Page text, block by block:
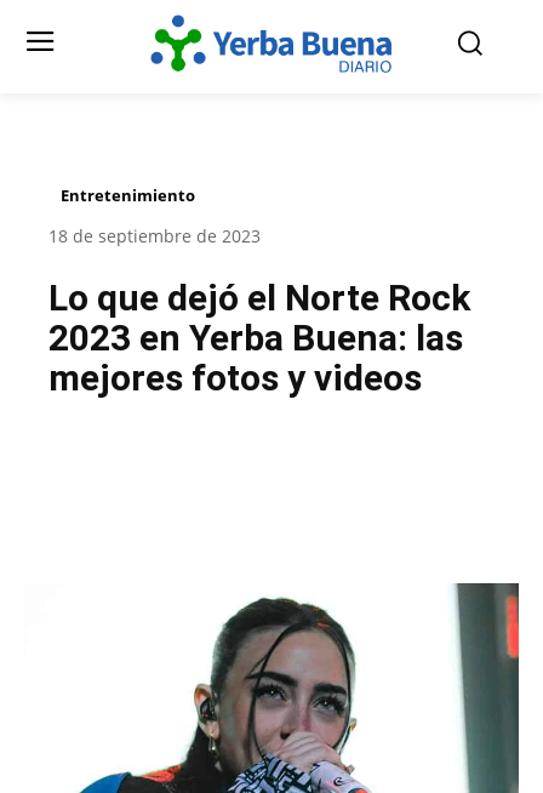
Entretenimiento
18 de septiembre de 2023
Lo que dejó el Norte Rock
2023 en Yerba Buena: las
mejores fotos y videos